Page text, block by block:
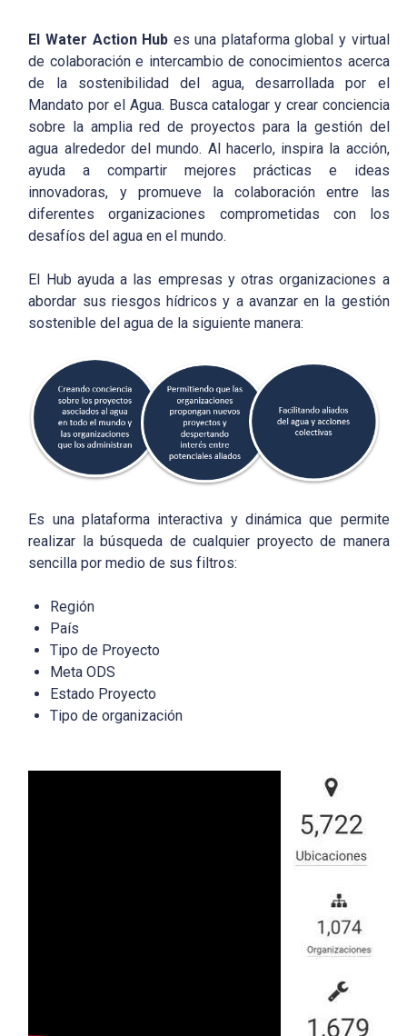
El Water Action Hub es una plataforma global y virtual
de colaboración e intercambio de conocimientos acerca
de la sostenibilidad del agua, desarrollada por el
Mandato por el Agua. Busca catalogar y crear conciencia
sobre la amplia red de proyectos para la gestión del
agua alrededor del mundo. Al hacerlo, inspira la acción,
ayuda a compartir mejores prácticas e ideas
innovadoras, y promueve la colaboración entre las
diferentes organizaciones comprometidas con los
desafíos del agua en el mundo.
El Hub ayuda a las empresas y otras organizaciones a
abordar sus riesgos hídricos y a avanzar en la gestión
sostenible del agua de la siguiente manera:
Es una plataforma interactiva y dinámica que permite
realizar la búsqueda de cualquier proyecto de manera
sencilla por medio de sus filtros:
Región
País
Tipo de Proyecto
Meta ODS
Estado Proyecto
Tipo de organización